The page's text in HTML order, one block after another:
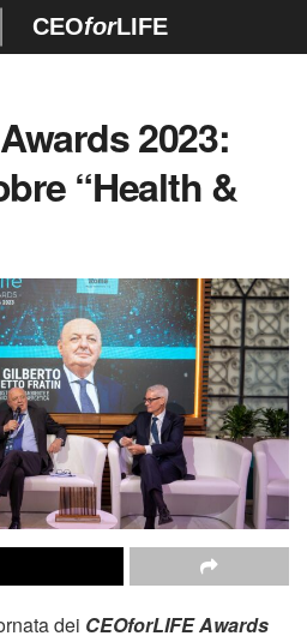
CEOforLIFE
2023:
“Health &
dei CEOforLIFE Awards